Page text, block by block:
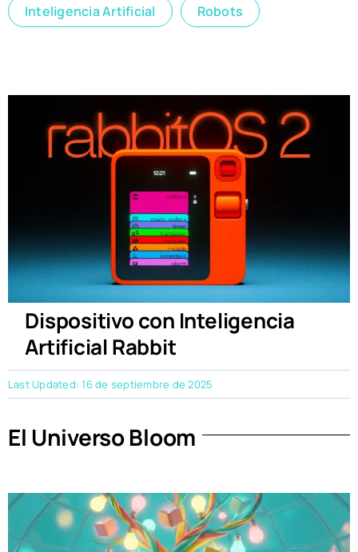
Inteligencia Artificial Robots
Dispositivo con Inteligencia
Artificial Rabbit
Last Updated: 16 de septiembre de 2025
El Universo Bloom